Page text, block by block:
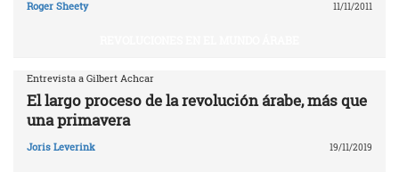
Roger Sheety 11/11/2011
Entrevista a Gilbert Achcar
El largo proceso de la revolución árabe, más que
una primavera
Joris Leverink 19/11/2019